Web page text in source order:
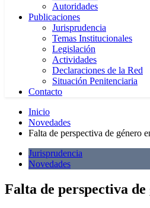
Autoridades
Publicaciones
Jurisprudencia
Temas Institucionales
Legislación
Actividades
Declaraciones de la Red
Situación Penitenciaria
Contacto
Inicio
Novedades
Falta de perspectiva de género
Jurisprudencia
Novedades
Falta de perspectiva de